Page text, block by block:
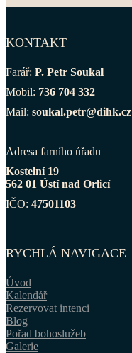
KONTAKT
Farář: P. Petr Soukal
Mobil: 736 704 332
Mail: soukal.petr@dihk.cz
Adresa farního úřadu
Kostelní 19
562 01 Ústí nad Orlicí
IČO: 47501103
RYCHLÁ NAVIGACE
Úvod
Kalendář
Rezervovat intenci
Blog
Pořad bohoslužeb
Galerie